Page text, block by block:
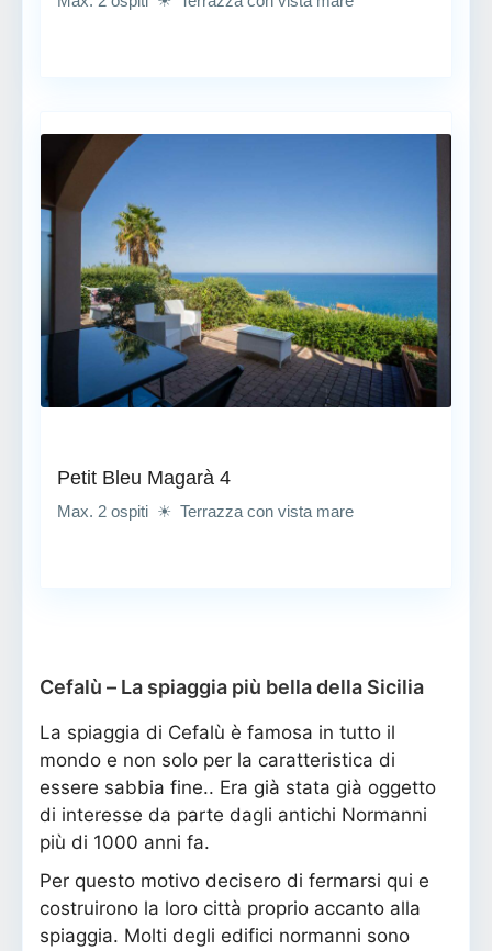
Petit Bleu Magarà 4
Max. 2 ospiti ☀ Terrazza con vista mare
Cefalù – La spiaggia più bella della Sicilia
La spiaggia di Cefalù è famosa in tutto il
mondo e non solo per la caratteristica di
essere sabbia fine.. Era già stata già oggetto
di interesse da parte dagli antichi Normanni
più di 1000 anni fa.
Per questo motivo decisero di fermarsi qui e
costruirono la loro città proprio accanto alla
spiaggia. Molti degli edifici normanni sono